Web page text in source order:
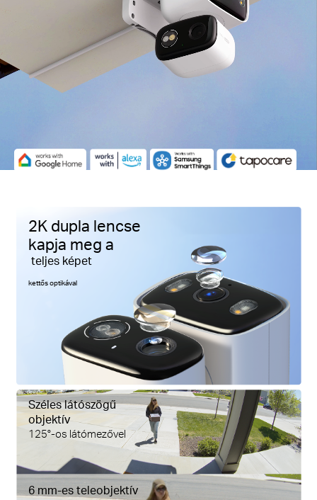
2K dupla lencse
kapja meg a
teljes képet
kettős optikával
Széles látószögű
objektív
125°-os látómezővel
6 mm-es teleobjektív